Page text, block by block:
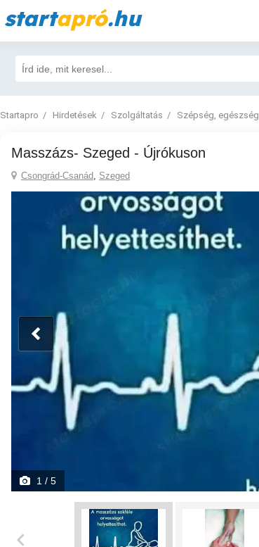
startapró.hu
Startapro Hirdetések Szolgáltatás Szépség, egészség
Masszázs- Szeged - Újrókuson
Csongrád-Csanád, Szeged
1 / 5